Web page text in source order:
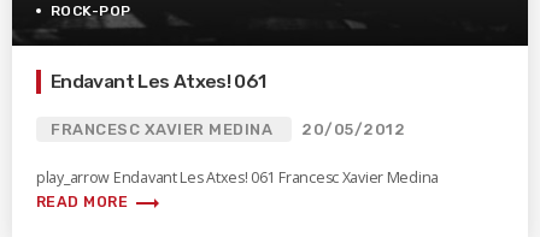
ROCK-POP
Endavant Les Atxes! 061
FRANCESC XAVIER MEDINA 20/05/2012
play_arrow Endavant Les Atxes! 061 Francesc Xavier Medina
READ MORE trending_flat